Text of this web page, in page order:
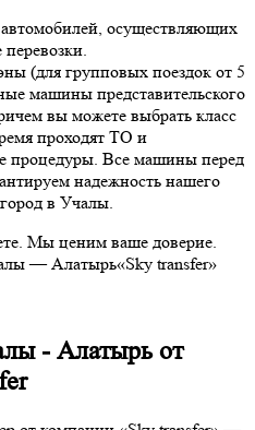
осуществляющих
(для групповых поездок от 5
машины представительского
вы можете выбрать класс
проходят ТО и
процедуры. Все машины перед
надежность нашего
в Учалы.
Мы ценим ваше доверие.
— Алатырь«Sky transfer»
- Алатырь от